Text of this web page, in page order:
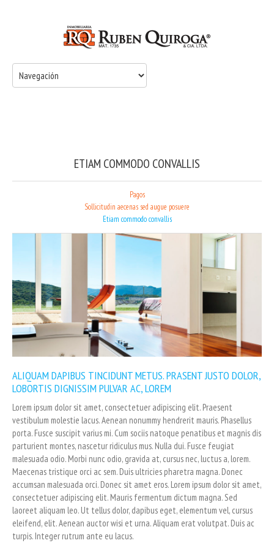
ETIAM COMMODO CONVALLIS
Pagos
Sollicitudin aecenas sed augue posuere
Etiam commodo convallis
ALIQUAM DAPIBUS TINCIDUNT METUS. PRASENT JUSTO DOLOR,
LOBORTIS DIGNISSIM PULVAR AC, LOREM
Lorem ipsum dolor sit amet, consectetuer adipiscing elit. Praesent
vestibulum molestie lacus. Aenean nonummy hendrerit mauris. Phasellus
porta. Fusce suscipit varius mi. Cum sociis natoque penatibus et magnis dis
parturient montes, nascetur ridiculus mus. Nulla dui. Fusce feugiat
malesuada odio. Morbi nunc odio, gravida at, cursus nec, luctus a, lorem.
Maecenas tristique orci ac sem. Duis ultricies pharetra magna. Donec
accumsan malesuada orci. Donec sit amet eros. Lorem ipsum dolor sit amet,
consectetuer adipiscing elit. Mauris fermentum dictum magna. Sed
laoreet aliquam leo. Ut tellus dolor, dapibus eget, elementum vel, cursus
eleifend, elit. Aenean auctor wisi et urna. Aliquam erat volutpat. Duis ac
turpis. Integer rutrum ante eu lacus.